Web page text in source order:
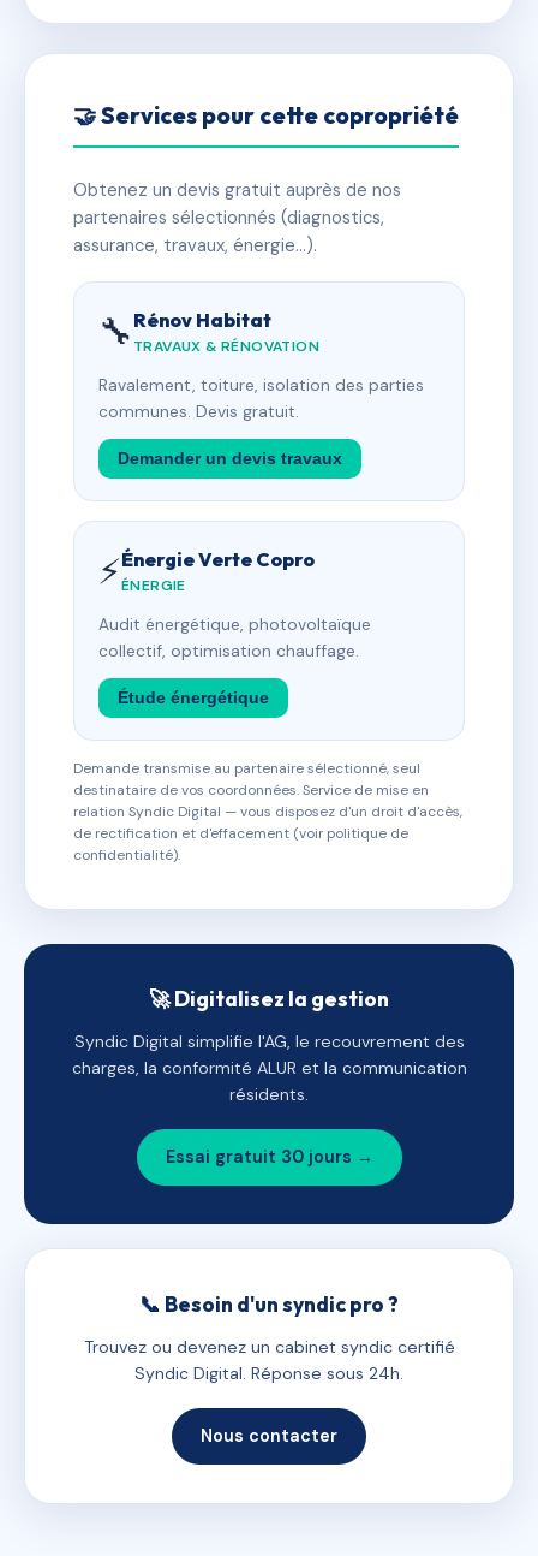
🤝 Services pour cette copropriété
Obtenez un devis gratuit auprès de nos
partenaires sélectionnés (diagnostics,
assurance, travaux, énergie…).
🔧 Rénov Habitat
TRAVAUX & RÉNOVATION
Ravalement, toiture, isolation des parties
communes. Devis gratuit.
Demander un devis travaux
⚡Énergie Verte Copro
ÉNERGIE
Audit énergétique, photovoltaïque
collectif, optimisation chauffage.
Étude énergétique
Demande transmise au partenaire sélectionné, seul
destinataire de vos coordonnées. Service de mise en
relation Syndic Digital — vous disposez d'un droit d'accès,
de rectification et d'effacement (voir politique de
confidentialité).
🚀 Digitalisez la gestion
Syndic Digital simplifie l'AG, le recouvrement des
charges, la conformité ALUR et la communication
résidents.
Essai gratuit 30 jours →
📞 Besoin d'un syndic pro ?
Trouvez ou devenez un cabinet syndic certifié
Syndic Digital. Réponse sous 24h.
Nous contacter